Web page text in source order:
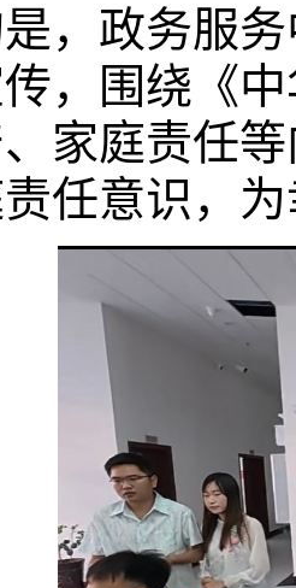
，政务服
，围绕《
家庭责任
任意识，